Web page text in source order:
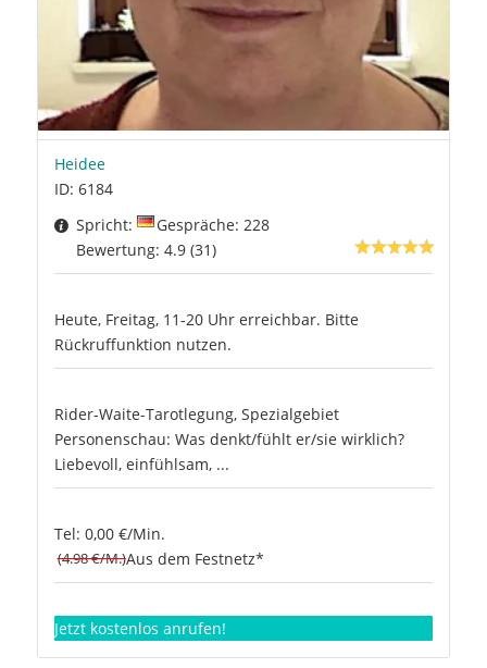
Heidee
ID: 6184
Spricht:
Gespräche: 228
Bewertung: 4.9 (31)
Heute, Freitag, 11-20 Uhr erreichbar. Bitte
Rückruffunktion nutzen.
Rider-Waite-Tarotlegung, Spezialgebiet
Personenschau: Was denkt/fühlt er/sie wirklich?
Liebevoll, einfühlsam, ...
Tel: 0,00 €/Min.
(4.98 €/M.)Aus dem Festnetz*
Jetzt kostenlos anrufen!